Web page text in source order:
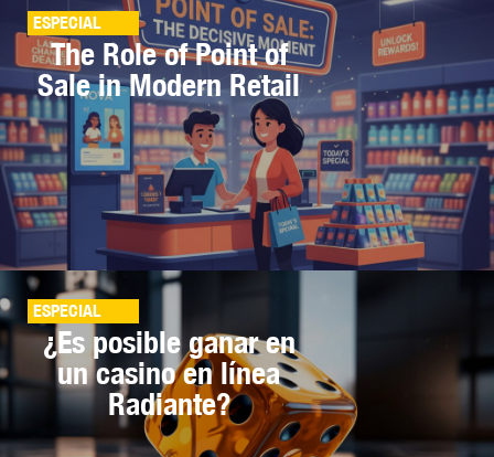
ESPECIAL
The Role of Point of
Sale in Modern Retail
ESPECIAL
¿Es posible ganar en
un casino en línea
Radiante?